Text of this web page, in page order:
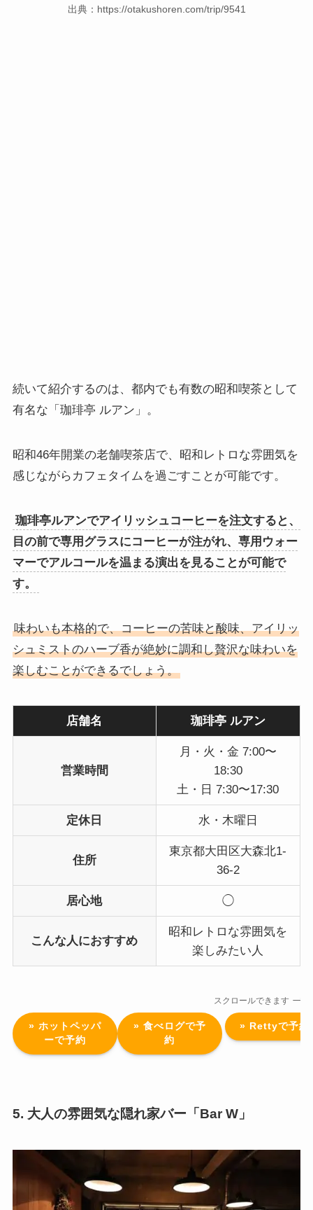
出典：https://otakushoren.com/trip/9541
続いて紹介するのは、都内でも有数の昭和喫茶として
有名な「珈琲亭 ルアン」。
昭和46年開業の老舗喫茶店で、昭和レトロな雰囲気を
感じながらカフェタイムを過ごすことが可能です。
珈琲亭ルアンでアイリッシュコーヒーを注文すると、
目の前で専用グラスにコーヒーが注がれ、専用ウォー
マーでアルコールを温まる演出を見ることが可能で
す。
味わいも本格的で、コーヒーの苦味と酸味、アイリッ
シュミストのハーブ香が絶妙に調和し贅沢な味わいを
楽しむことができるでしょう。
店舗名 珈琲亭 ルアン
営業時間
月・火・金 7:00〜
18:30
土・日 7:30〜17:30
定休日 水・木曜日
住所
東京都大田区大森北1-
36-2
居心地 ◯
こんな人におすすめ
昭和レトロな雰囲気を
楽しみたい人
スクロールできます
» ホットペッパ
ーで予約
» 食べログで予
約
» Rettyで予約
5. 大人の雰囲気な隠れ家バー「Bar W」